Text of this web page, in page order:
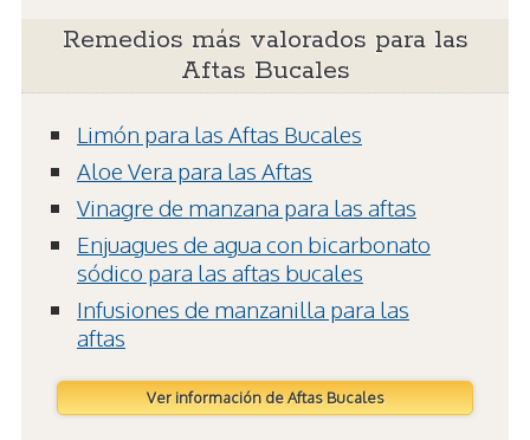
Remedios más valorados para las
Aftas Bucales
Limón para las Aftas Bucales
Aloe Vera para las Aftas
Vinagre de manzana para las aftas
Enjuagues de agua con bicarbonato
sódico para las aftas bucales
Infusiones de manzanilla para las
aftas
Ver información de Aftas Bucales